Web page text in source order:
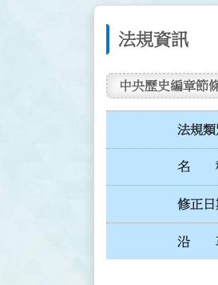
法規資訊
中央歷史編章節
法規類
名
修正日
沿